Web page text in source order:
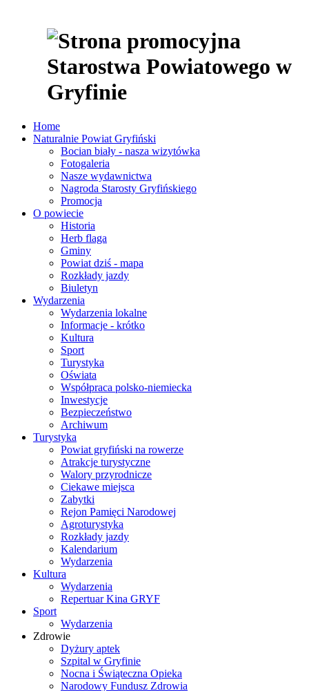
Home
Naturalnie Powiat Gryfiński
Bocian biały - nasza wizytówka
Fotogaleria
Nasze wydawnictwa
Nagroda Starosty Gryfińskiego
Promocja
O powiecie
Historia
Herb flaga
Gminy
Powiat dziś - mapa
Rozkłady jazdy
Biuletyn
Wydarzenia
Wydarzenia lokalne
Informacje - krótko
Kultura
Sport
Turystyka
Oświata
Współpraca polsko-niemiecka
Inwestycje
Bezpieczeństwo
Archiwum
Turystyka
Powiat gryfiński na rowerze
Atrakcje turystyczne
Walory przyrodnicze
Ciekawe miejsca
Zabytki
Rejon Pamięci Narodowej
Agroturystyka
Rozkłady jazdy
Kalendarium
Wydarzenia
Kultura
Wydarzenia
Repertuar Kina GRYF
Sport
Wydarzenia
Zdrowie
Dyżury aptek
Szpital w Gryfinie
Nocna i Świąteczna Opieka
Narodowy Fundusz Zdrowia